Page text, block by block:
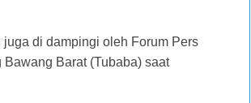
di dampingi oleh Forum Pers
Barat (Tubaba) saat